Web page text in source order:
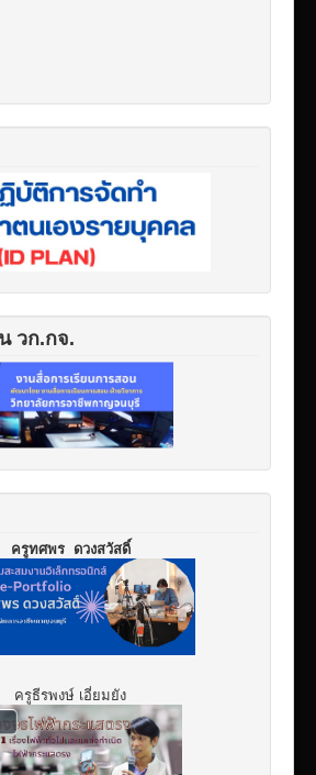
วก.กจ.
ครูทศพร ดวงสวัสดิ์
ครูธีรพงษ์ เอี่ยมยัง